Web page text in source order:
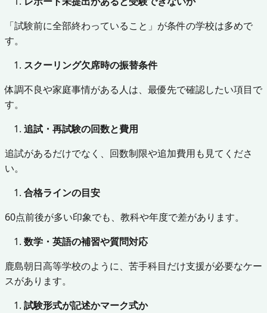
「試験前に全部終わっていること」が条件の学校は多めで
す。
スクーリング欠席時の振替条件
体調不良や家庭事情がある人は、最優先で確認したい項目で
す。
追試・再試験の回数と費用
追試があるだけでなく、回数制限や追加費用も見てくださ
い。
合格ラインの目安
60点前後が多い印象でも、教科や年度で差があります。
数学・英語の補習や質問対応
鹿島朝日高等学校のように、苦手科目だけ支援が必要なケー
スがあります。
試験形式が記述かマーク式か